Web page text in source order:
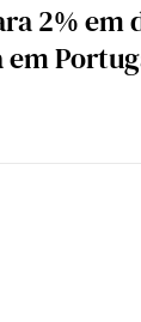
2% em
em